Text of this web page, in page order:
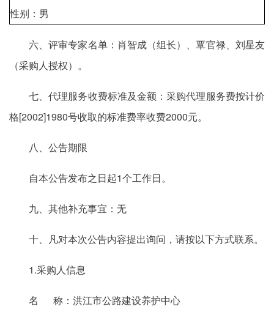
性别：男
六、评审专家名单：肖智成（组长）、覃官禄、刘星友
（采购人授权）。
七、代理服务收费标准及金额：采购代理服务费按计价
格[2002]1980号收取的标准费率收费2000元。
八、公告期限
自本公告发布之日起1个工作日。
九、其他补充事宜：无
十、凡对本次公告内容提出询问，请按以下方式联系。
1.采购人信息
名 称：洪江市公路建设养护中心